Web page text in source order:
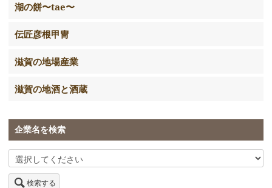
湖の餅〜tae〜
伝匠彦根甲冑
滋賀の地場産業
滋賀の地酒と酒蔵
企業名を検索
検索する